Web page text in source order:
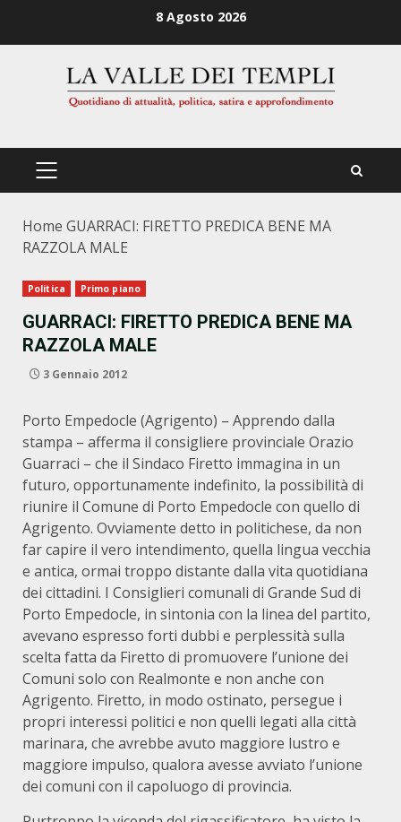
8 Agosto 2026
PRIMÄRES
Home GUARRACI: FIRETTO PREDICA BENE MA
RAZZOLA MALE
Politica Primo piano
GUARRACI: FIRETTO PREDICA BENE MA
RAZZOLA MALE
3 Gennaio 2012
Porto Empedocle (Agrigento) – Apprendo dalla
stampa – afferma il consigliere provinciale Orazio
Guarraci – che il Sindaco Firetto immagina in un
futuro, opportunamente indefinito, la possibilità di
riunire il Comune di Porto Empedocle con quello di
Agrigento. Ovviamente detto in politichese, da non
far capire il vero intendimento, quella lingua vecchia
e antica, ormai troppo distante dalla vita quotidiana
dei cittadini. I Consiglieri comunali di Grande Sud di
Porto Empedocle, in sintonia con la linea del partito,
avevano espresso forti dubbi e perplessità sulla
scelta fatta da Firetto di promuovere l’unione dei
Comuni solo con Realmonte e non anche con
Agrigento. Firetto, in modo ostinato, persegue i
propri interessi politici e non quelli legati alla città
marinara, che avrebbe avuto maggiore lustro e
maggiore impulso, qualora avesse avviato l’unione
dei comuni con il capoluogo di provincia.